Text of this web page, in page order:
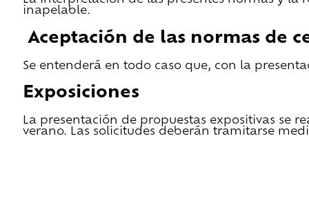
inapelable.
Aceptación de las normas de
Se entenderá en todo caso que, con la
Exposiciones
La presentación de propuestas expositivas se
verano. Las solicitudes deberán tramitarse